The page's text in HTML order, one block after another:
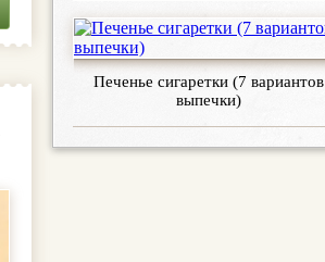
Печенье сигаретки (7 вариантов
выпечки)